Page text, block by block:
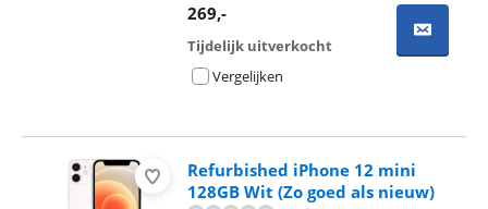
269,-
Tijdelijk uitverkocht
Vergelijken
Refurbished iPhone 12 mini
128GB Wit (Zo goed als nieuw)